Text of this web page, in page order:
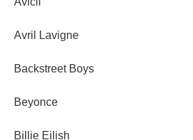
Avril Lavigne
Backstreet Boys
Beyonce
Billie Eilish